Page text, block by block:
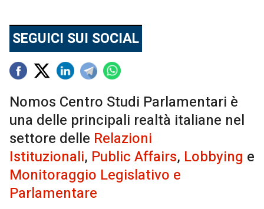
SEGUICI SUI SOCIAL
Nomos Centro Studi Parlamentari è
una delle principali realtà italiane nel
settore delle Relazioni
Istituzionali, Public Affairs, Lobbying e
Monitoraggio Legislativo e
Parlamentare